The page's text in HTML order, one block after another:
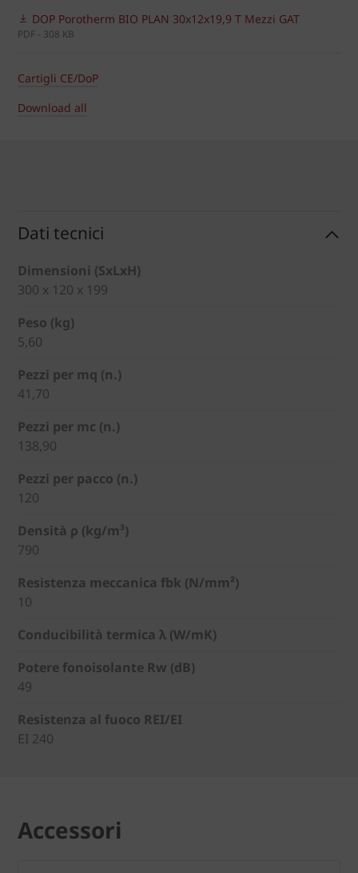
DOP Porotherm BIO PLAN 30x12x19,9 T Mezzi GAT
PDF - 308 KB
Cartigli CE/DoP
Download all
Dati tecnici
Dimensioni (SxLxH)
300 x 120 x 199
Peso (kg)
5,60
Pezzi per mq (n.)
41,70
Pezzi per mc (n.)
138,90
Pezzi per pacco (n.)
120
Densità ρ (kg/m³)
790
Resistenza meccanica fbk (N/mm²)
10
Conducibilità termica λ (W/mK)
Potere fonoisolante Rw (dB)
49
Resistenza al fuoco REI/EI
EI 240
Accessori